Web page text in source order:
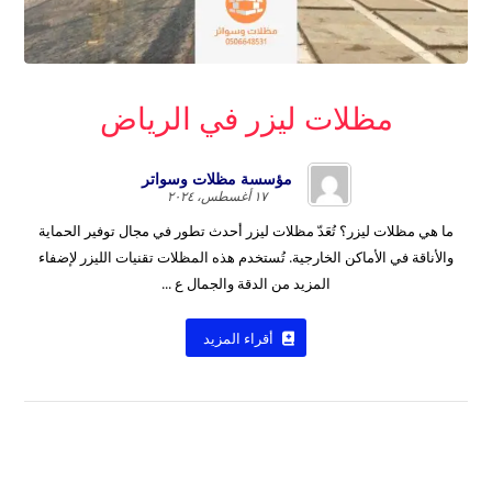
مظلات ليزر في الرياض
مؤسسة مظلات وسواتر
١٧ أغسطس، ٢٠٢٤
ما هي مظلات ليزر؟ تُعَدّ مظلات ليزر أحدث تطور في مجال توفير الحماية
والأناقة في الأماكن الخارجية. تُستخدم هذه المظلات تقنيات الليزر لإضفاء
المزيد من الدقة والجمال ع ...
أقراء المزيد